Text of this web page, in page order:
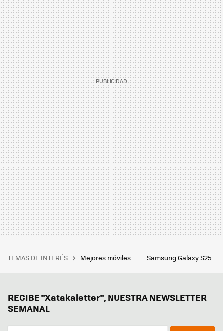
TEMAS DE INTERÉS Mejores móviles Samsung Galaxy S25
RECIBE "Xatakaletter", NUESTRA NEWSLETTER
SEMANAL